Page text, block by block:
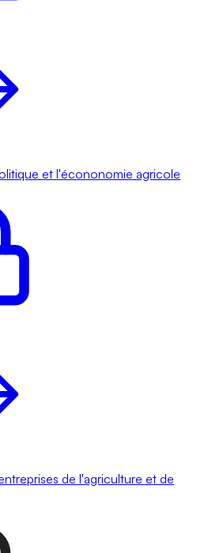
et l'écononomie agricole
de l'agriculture et de